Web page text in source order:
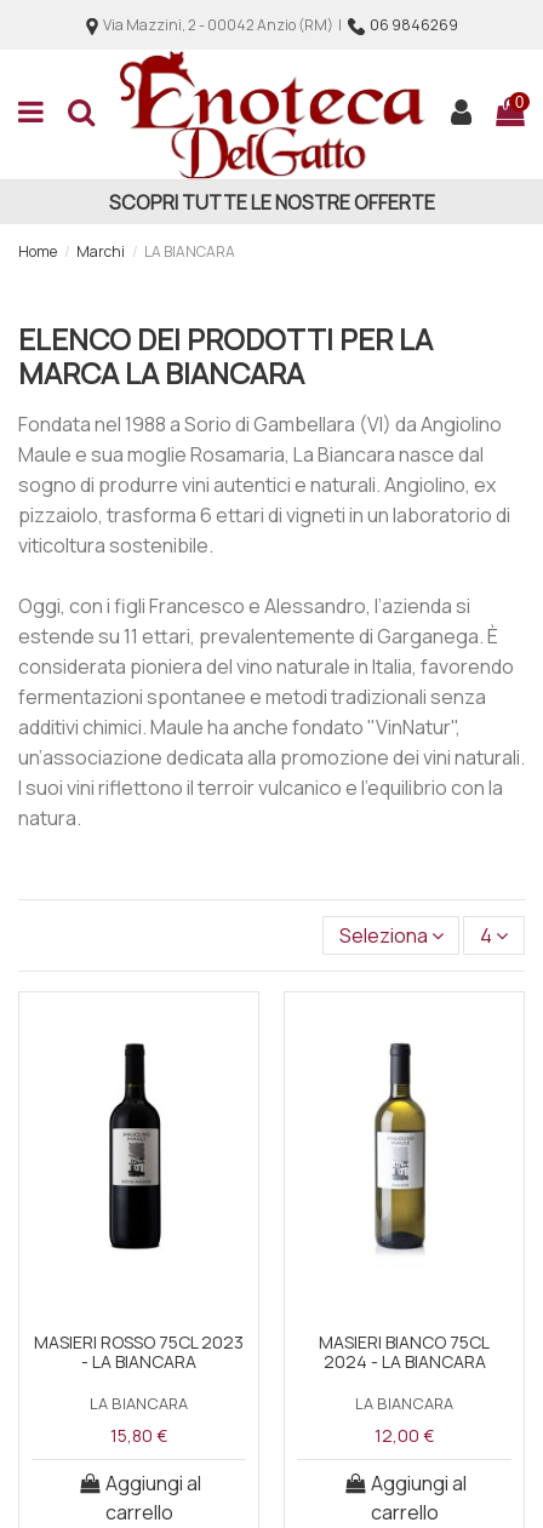
Via Mazzini, 2 - 00042 Anzio (RM) | 06 9846269
0
SCOPRI TUTTE LE NOSTRE OFFERTE
Home Marchi LA BIANCARA
ELENCO DEI PRODOTTI PER LA
MARCA LA BIANCARA
Fondata nel 1988 a Sorio di Gambellara (VI) da Angiolino
Maule e sua moglie Rosamaria, La Biancara nasce dal
sogno di produrre vini autentici e naturali. Angiolino, ex
pizzaiolo, trasforma 6 ettari di vigneti in un laboratorio di
viticoltura sostenibile.
Oggi, con i figli Francesco e Alessandro, l’azienda si
estende su 11 ettari, prevalentemente di Garganega. È
considerata pioniera del vino naturale in Italia, favorendo
fermentazioni spontanee e metodi tradizionali senza
additivi chimici. Maule ha anche fondato "VinNatur",
un’associazione dedicata alla promozione dei vini naturali.
I suoi vini riflettono il terroir vulcanico e l’equilibrio con la
natura.​
Seleziona 4
MASIERI ROSSO 75CL 2023
- LA BIANCARA
LA BIANCARA
15,80 €
Aggiungi al
carrello
MASIERI BIANCO 75CL
2024 - LA BIANCARA
LA BIANCARA
12,00 €
Aggiungi al
carrello